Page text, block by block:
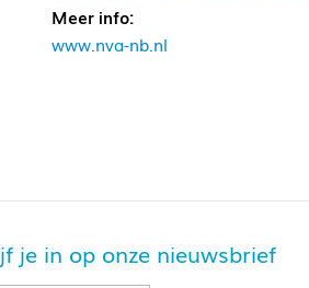
Meer info:
www.nva-nb.nl
je in op onze nieuwsbrief